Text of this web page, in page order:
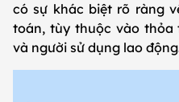
có sự khác biệt rõ ràng
toán, tùy thuộc vào thỏa
và người sử dụng lao